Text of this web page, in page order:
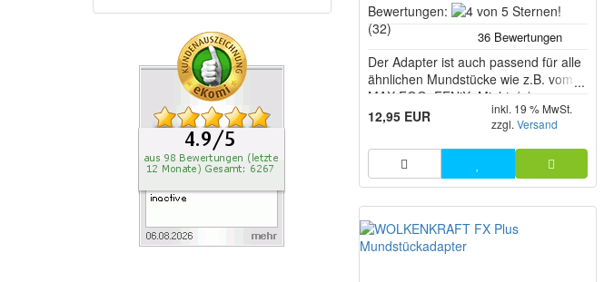
Bewertungen:
4
5
Sternen!
(32)
Der Adapter ist auch passend für alle
ähnlichen Mundstücke wie z.B. vom X
MAX FOG, FENiX, Mighty(+),
Crafty(+) und vielen mehr.
12,95 EUR
inkl. 19 % MwSt.
zzgl. Versand